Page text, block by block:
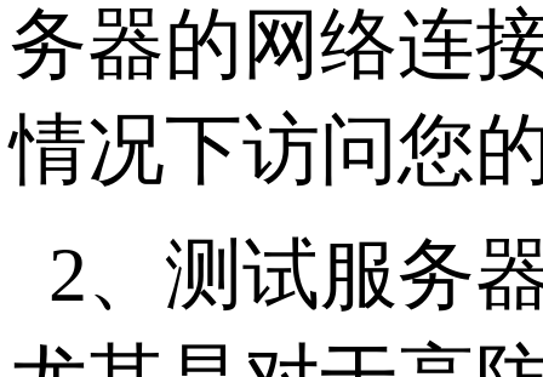
务器的网络连
情况下访问您
2、测试服务